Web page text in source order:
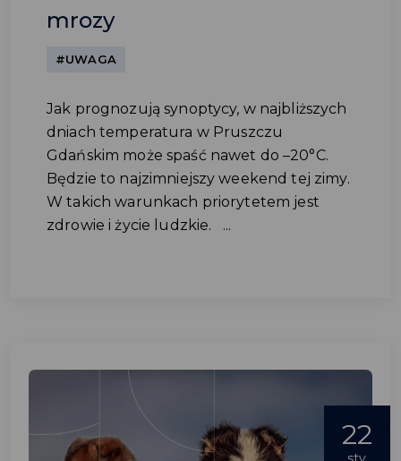
mrozy
#UWAGA
Jak prognozują synoptycy, w najbliższych
dniach temperatura w Pruszczu
Gdańskim może spaść nawet do –20°C.
Będzie to najzimniejszy weekend tej zimy.
W takich warunkach priorytetem jest
zdrowie i życie ludzkie. ...
22